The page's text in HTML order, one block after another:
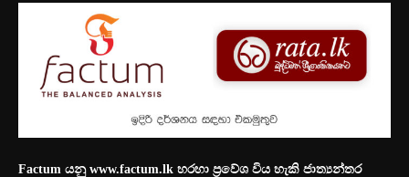
Factum යනු www.factum.lk හරහා ප්‍රවේශ විය හැකි ජාත්‍යන්තර